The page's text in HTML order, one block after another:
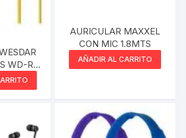
WD-R21
AURICULAR MAXXEL
CON MIC 1.8MTS
AÑADIR AL CARRITO